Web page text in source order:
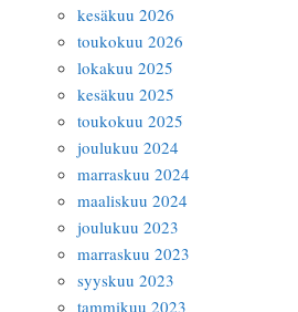
kesäkuu 2026
toukokuu 2026
lokakuu 2025
kesäkuu 2025
toukokuu 2025
joulukuu 2024
marraskuu 2024
maaliskuu 2024
joulukuu 2023
marraskuu 2023
syyskuu 2023
tammikuu 2023